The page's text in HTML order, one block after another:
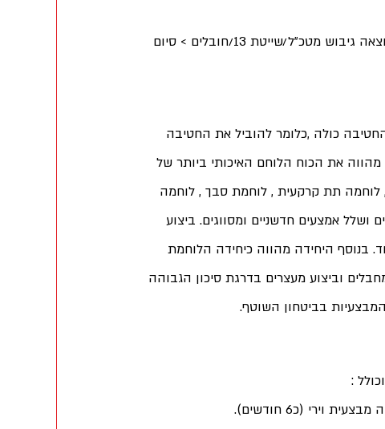
צו 1 בתוצאות הנ"ל > סיום גיבוש צנחנים וקבלה או יום סיירות בתוצאה גיבוש מטכ"ל/שייטת 13/חובלים > סיום
כולה ,כלומר להוביל את החטיבה
מהווה את הכוח הלוחם האיכותי ביותר של
לוחמה תת קרקעית , לוחמת סבך , לוחמה
ושלל אמצעים חדשניים ומסווגים. ביצוע
בנוסף היחידה מהווה כיחידה הלוחמת
וביצוע מעצרים בדרגת סיכון הגבוהה
בביטחון השוטף.
וירי (כ6 חודשים).